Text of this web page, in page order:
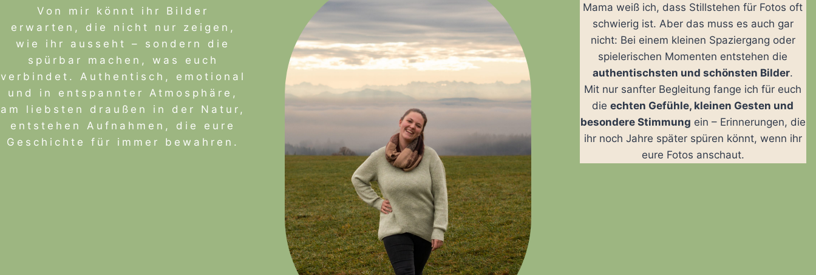
Von mir könnt ihr Bilder
erwarten, die nicht nur zeigen,
wie ihr ausseht – sondern die
spürbar machen, was euch
verbindet. Authentisch, emotional
und in entspannter Atmosphäre,
am liebsten draußen in der Natur,
entstehen Aufnahmen, die eure
Geschichte für immer bewahren.
Mama weiß ich, dass Stillstehen für Fotos oft
schwierig ist. Aber das muss es auch gar
nicht: Bei einem kleinen Spaziergang oder
spielerischen Momenten entstehen die
authentischsten und schönsten Bilder.
Mit nur sanfter Begleitung fange ich für euch
dieechten Gefühle, kleinen Gesten und
besondere Stimmung ein – Erinnerungen, die
ihr noch Jahre später spüren könnt, wenn ihr
eure Fotos anschaut.